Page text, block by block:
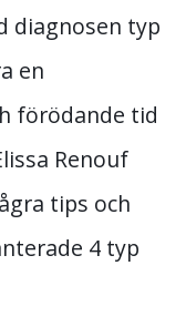
diagnosen typ
en
förödande tid
Renouf
tips och
4 typ